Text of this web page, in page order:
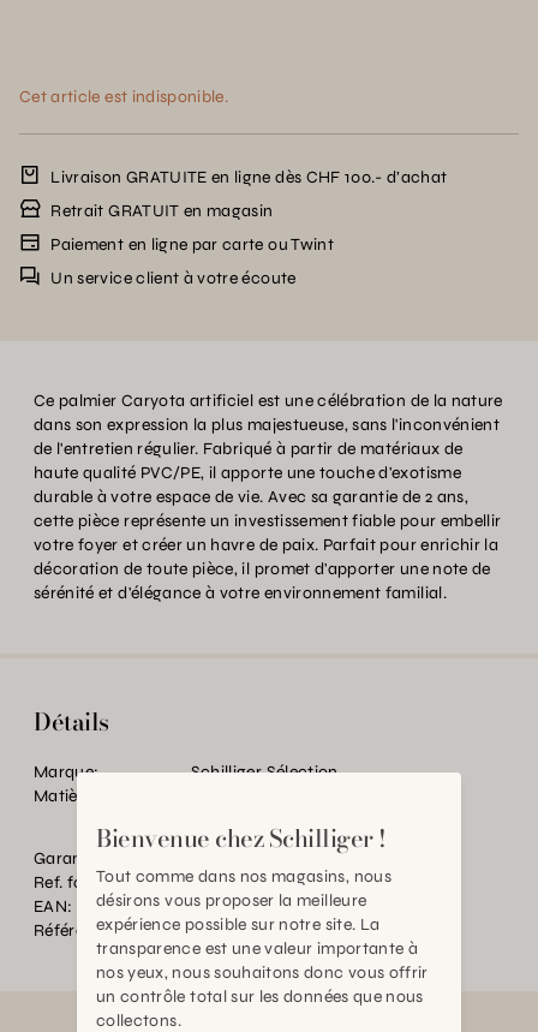
Cet article est indisponible.
Livraison GRATUITE en ligne dès CHF 100.- d’achat
Retrait GRATUIT en magasin
Paiement en ligne par carte ou Twint
Un service client à votre écoute
Ce palmier Caryota artificiel est une célébration de la nature
dans son expression la plus majestueuse, sans l'inconvénient
de l'entretien régulier. Fabriqué à partir de matériaux de
haute qualité PVC/PE, il apporte une touche d'exotisme
durable à votre espace de vie. Avec sa garantie de 2 ans,
cette pièce représente un investissement fiable pour embellir
votre foyer et créer un havre de paix. Parfait pour enrichir la
décoration de toute pièce, il promet d'apporter une note de
sérénité et d'élégance à votre environnement familial.
Détails
Marque:
Schilliger Sélection
Matière:
Garantie:
Ref. fournisseur:
428521
EAN:
2000000540787
Référence:
BT.P67735.0000.0000.0000
Bienvenue chez Schilliger !
Tout comme dans nos magasins, nous
désirons vous proposer la meilleure
expérience possible sur notre site. La
transparence est une valeur importante à
nos yeux, nous souhaitons donc vous offrir
un contrôle total sur les données que nous
collectons.